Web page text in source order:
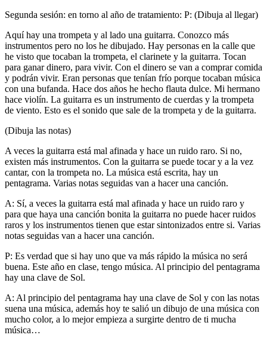
Segunda sesión: en torno al año de tratamiento: P: (Dibuja al llegar)
Aquí hay una trompeta y al lado una guitarra. Conozco más
instrumentos pero no los he dibujado. Hay personas en la calle que
he visto que tocaban la trompeta, el clarinete y la guitarra. Tocan
para ganar dinero, para vivir. Con el dinero se van a comprar comida
y podrán vivir. Eran personas que tenían frío porque tocaban música
con una bufanda. Hace dos años he hecho flauta dulce. Mi hermano
hace violín. La guitarra es un instrumento de cuerdas y la trompeta
de viento. Esto es el sonido que sale de la trompeta y de la guitarra.
(Dibuja las notas)
A veces la guitarra está mal afinada y hace un ruido raro. Si no,
existen más instrumentos. Con la guitarra se puede tocar y a la vez
cantar, con la trompeta no. La música está escrita, hay un
pentagrama. Varias notas seguidas van a hacer una canción.
A: Sí, a veces la guitarra está mal afinada y hace un ruido raro y
para que haya una canción bonita la guitarra no puede hacer ruidos
raros y los instrumentos tienen que estar sintonizados entre si. Varias
notas seguidas van a hacer una canción.
P: Es verdad que si hay uno que va más rápido la música no será
buena. Este año en clase, tengo música. Al principio del pentagrama
hay una clave de Sol.
A: Al principio del pentagrama hay una clave de Sol y con las notas
suena una música, además hoy te salió un dibujo de una música con
mucho color, a lo mejor empieza a surgirte dentro de ti mucha
música…